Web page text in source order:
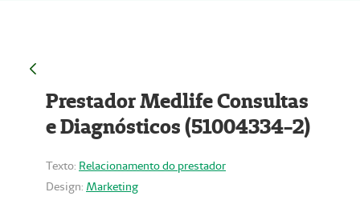
Prestador Medlife Consultas
e Diagnósticos (51004334-2)
Texto: Relacionamento do prestador
Design: Marketing